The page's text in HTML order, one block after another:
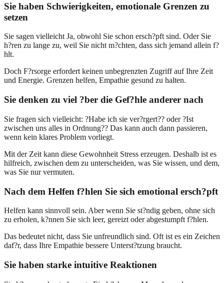
Sie haben Schwierigkeiten, emotionale Grenzen zu
setzen
Sie sagen vielleicht Ja, obwohl Sie schon ersch?pft sind. Oder Sie
h?ren zu lange zu, weil Sie nicht m?chten, dass sich jemand allein f?
hlt.
Doch F?rsorge erfordert keinen unbegrenzten Zugriff auf Ihre Zeit
und Energie. Grenzen helfen, Empathie gesund zu halten.
Sie denken zu viel ?ber die Gef?hle anderer nach
Sie fragen sich vielleicht: ?Habe ich sie ver?rgert?? oder ?Ist
zwischen uns alles in Ordnung?? Das kann auch dann passieren,
wenn kein klares Problem vorliegt.
Mit der Zeit kann diese Gewohnheit Stress erzeugen. Deshalb ist es
hilfreich, zwischen dem zu unterscheiden, was Sie wissen, und dem,
was Sie nur vermuten.
Nach dem Helfen f?hlen Sie sich emotional ersch?pft
Helfen kann sinnvoll sein. Aber wenn Sie st?ndig geben, ohne sich
zu erholen, k?nnen Sie sich leer, gereizt oder abgestumpft f?hlen.
Das bedeutet nicht, dass Sie unfreundlich sind. Oft ist es ein Zeichen
daf?r, dass Ihre Empathie bessere Unterst?tzung braucht.
Sie haben starke intuitive Reaktionen